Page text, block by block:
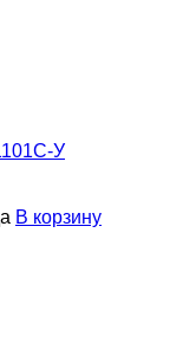
У
В корзину